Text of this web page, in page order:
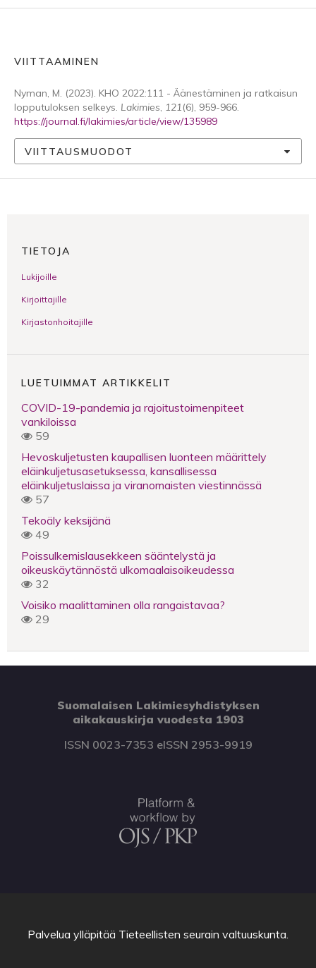
VIITTAAMINEN
Nyman, M. (2023). KHO 2022:111 - Äänestäminen ja ratkaisun
lopputuloksen selkeys. Lakimies, 121(6), 959-966.
https://journal.fi/lakimies/article/view/135989
VIITTAUSMUODOT
TIETOJA
Lukijoille
Kirjoittajille
Kirjastonhoitajille
LUETUIMMAT ARTIKKELIT
COVID-19-pandemia ja rajoitustoimenpiteet
vankiloissa
59
Hevoskuljetusten kaupallisen luonteen määrittely
eläinkuljetusasetuksessa, kansallisessa
eläinkuljetuslaissa ja viranomaisten viestinnässä
57
Tekoäly keksijänä
49
Poissulkemislausekkeen sääntelystä ja
oikeuskäytännöstä ulkomaalaisoikeudessa
32
Voisiko maalittaminen olla rangaistavaa?
29
Suomalaisen Lakimiesyhdistyksen
aikakauskirja vuodesta 1903
ISSN 0023-7353 eISSN 2953-9919
Palvelua ylläpitää Tieteellisten seurain valtuuskunta.